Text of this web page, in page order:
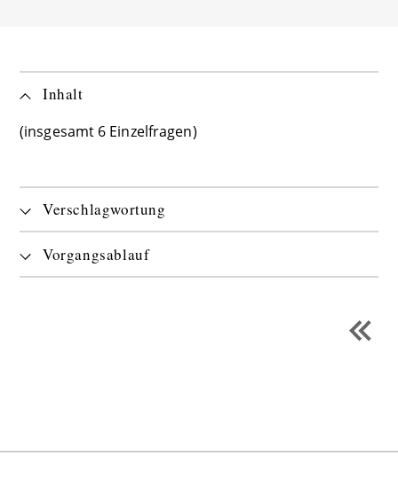
Inhalt
(insgesamt 6 Einzelfragen)
Verschlagwortung
Vorgangsablauf